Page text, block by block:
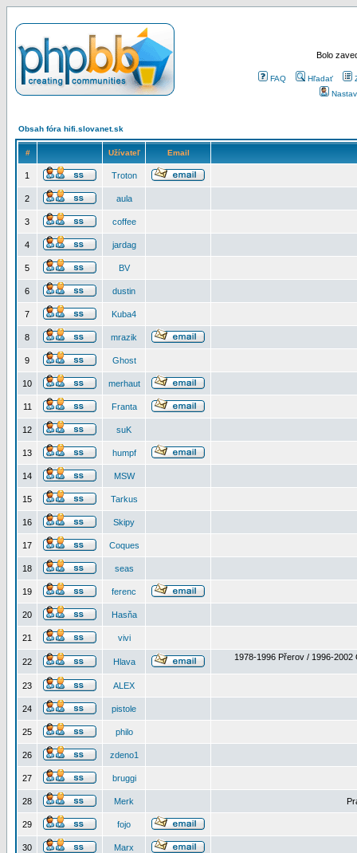
Bolo
FAQ Hľadať
Obsah fóra hifi.slovanet.sk
# Užívateľ Email
1 Troton
2 aula
3 coffee
4 jardag
5 BV
6 dustin
7 Kuba4
8 mrazik
9 Ghost
10 merhaut
11 Franta
12 suK
13 humpf
14 MSW
15 Tarkus
16 Skipy
17 Coques
18 seas
19 ferenc
20 Hasňa
21 vivi
22 Hlava 1978-1996 Přerov / 1996-2002
23 ALEX
24 pistole
25 philo
26 zdeno1
27 bruggi
28 Merk
29 fojo
30 Marx